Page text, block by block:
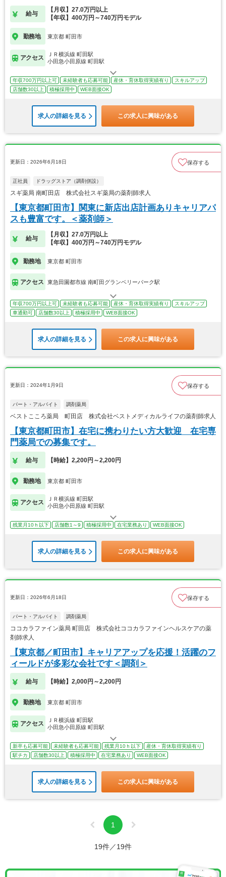
給与
【月収】27.0万円以上
【年収】400万円～740万円モデル
勤務地 東京都 町田市
アクセス
ＪＲ横浜線 町田駅
小田急小田原線 町田駅
年収700万円以上可 未経験者も応募可能 産休・育休取得実績有り
スキルアップ
店舗数30以上
積極採用中 WEB面接OK
求人の詳細を見る この求人に興味がある
更新日：2026年6月18日 保存する
正社員 ドラッグストア（調剤併設）
スギ薬局 南町田店 株式会社スギ薬局の薬剤師求人
【東京都町田市】関東に新店出店計画ありキャリアパ
スも豊富です。＜薬剤師＞
給与
【月収】27.0万円以上
【年収】400万円～740万円モデル
勤務地 東京都 町田市
アクセス 東急田園都市線 南町田グランベリーパーク駅
年収700万円以上可 未経験者も応募可能 産休・育休取得実績有り
スキルアップ
車通勤可
店舗数30以上 積極採用中 WEB面接OK
求人の詳細を見る この求人に興味がある
更新日：2024年1月9日 保存する
パート・アルバイト 調剤薬局
ベストこころ薬局 町田店 株式会社ベストメディカルライフの薬剤師求人
【東京都町田市】在宅に携わりたい方大歓迎 在宅専
門薬局での募集です。
給与 【時給】2,200円～2,200円
勤務地 東京都 町田市
アクセス
ＪＲ横浜線 町田駅
小田急小田原線 町田駅
残業月10ｈ以下 店舗数1～9 積極採用中 在宅業務あり WEB面接OK
求人の詳細を見る この求人に興味がある
更新日：2026年6月18日 保存する
パート・アルバイト 調剤薬局
ココカラファイン薬局 町田店 株式会社ココカラファインヘルスケアの薬
剤師求人
【東京都／町田市】キャリアアップを応援！活躍のフ
ィールドが多彩な会社です＜調剤＞
給与 【時給】2,000円～2,200円
勤務地 東京都 町田市
アクセス
ＪＲ横浜線 町田駅
小田急小田原線 町田駅
新卒も応募可能 未経験者も応募可能 残業月10ｈ以下
産休・育休取得実績有り
駅チカ
店舗数30以上 積極採用中 在宅業務あり WEB面接OK
求人の詳細を見る この求人に興味がある
1
19件／19件